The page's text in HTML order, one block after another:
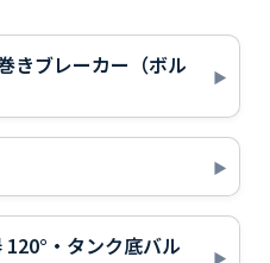
きブレーカー（ボル
・タンク底バル